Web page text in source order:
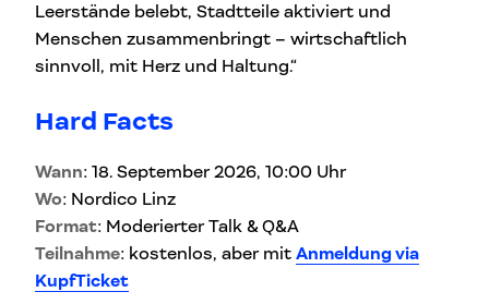
Leerstände belebt, Stadtteile aktiviert und
Menschen zusammenbringt – wirtschaftlich
sinnvoll, mit Herz und Haltung.“
Hard Facts
Wann: 18. September 2026, 10:00 Uhr
Wo: Nordico Linz
Format: Moderierter Talk & Q&A
Teilnahme: kostenlos, aber mit Anmeldung via
KupfTicket